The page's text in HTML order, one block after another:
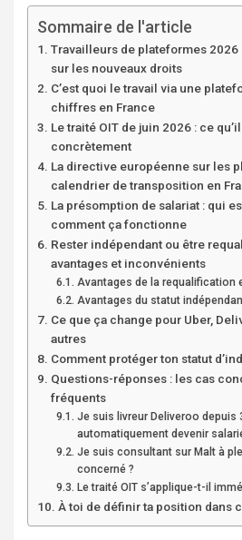
Sommaire de l'article
Travailleurs de plateformes 2026
sur les nouveaux droits
C’est quoi le travail via une
chiffres en France
Le traité OIT de juin 2026 : ce
concrètement
La directive européenne sur les
calendrier de transposition en
La présomption de salariat : qui
comment ça fonctionne
Rester indépendant ou être
avantages et inconvénients
Avantages de la requalification
Avantages du statut
Ce que ça change pour Uber,
autres
Comment protéger ton statut
Questions-réponses : les cas
fréquents
Je suis livreur Deliveroo depuis
automatiquement devenir
Je suis consultant sur Malt à
concerné ?
Le traité OIT s’applique-t-il
À toi de définir ta position dans